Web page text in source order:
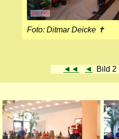
Foto: Ditmar Deicke ✝
◄◄ ◄ Bild 2